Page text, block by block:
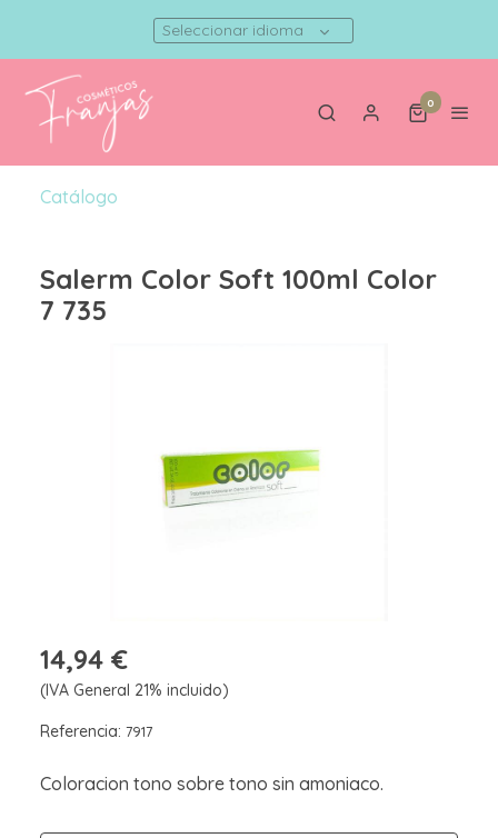
Seleccionar idioma
0
Catálogo
Salerm Color Soft 100ml Color
7 735
14,94 €
(IVA General 21% incluido)
Referencia: 7917
Coloracion tono sobre tono sin amoniaco.